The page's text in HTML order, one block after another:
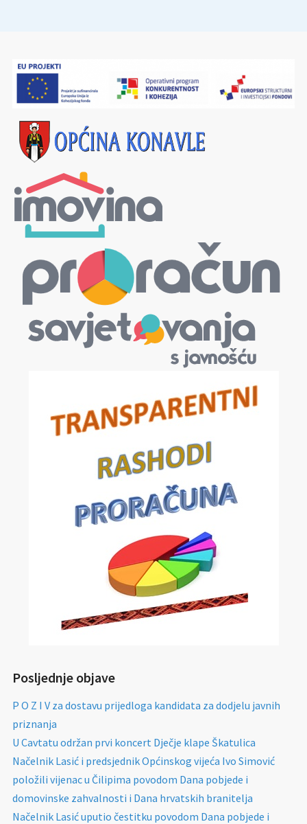
Posljednje objave
P O Z I V za dostavu prijedloga kandidata za dodjelu javnih
priznanja
U Cavtatu održan prvi koncert Dječje klape Škatulica
Načelnik Lasić i predsjednik Općinskog vijeća Ivo Simović
položili vijenac u Čilipima povodom Dana pobjede i
domovinske zahvalnosti i Dana hrvatskih branitelja
Načelnik Lasić uputio čestitku povodom Dana pobjede i